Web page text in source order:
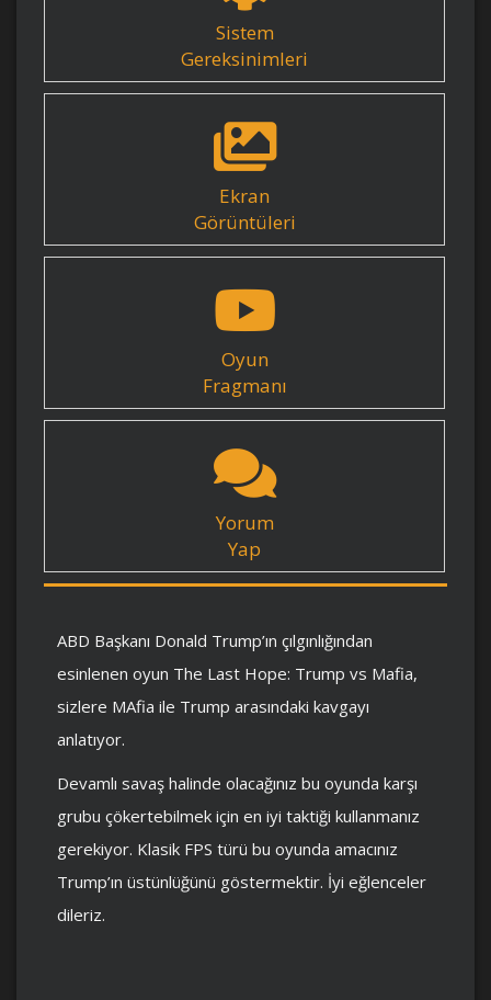
Sistem
Gereksinimleri
Ekran
Görüntüleri
Oyun
Fragmanı
Yorum
Yap
ABD Başkanı Donald Trump’ın çılgınlığından
esinlenen oyun The Last Hope: Trump vs Mafia,
sizlere MAfia ile Trump arasındaki kavgayı
anlatıyor.
Devamlı savaş halinde olacağınız bu oyunda karşı
grubu çökertebilmek için en iyi taktiği kullanmanız
gerekiyor. Klasik FPS türü bu oyunda amacınız
Trump’ın üstünlüğünü göstermektir. İyi eğlenceler
dileriz.